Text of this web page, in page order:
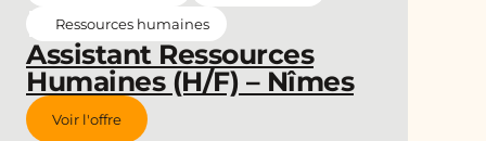
Assistant Ressources
Humaines (H/F) – Nîmes
Ressources humaines
Voir l'offre